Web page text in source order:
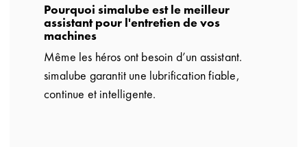
Pourquoi simalube est le meilleur
assistant pour l'entretien de vos
machines
Même les héros ont besoin d’un assistant.
simalube garantit une lubrification fiable,
continue et intelligente.